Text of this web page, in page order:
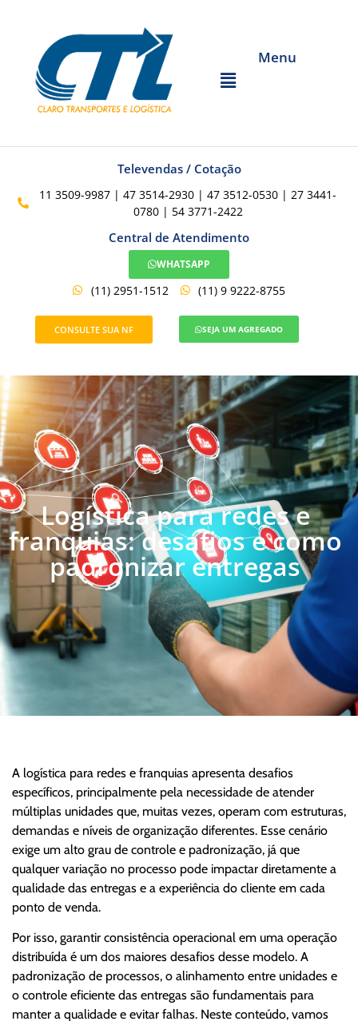
Menu
Televendas / Cotação
11 3509-9987 | 47 3514-2930 | 47 3512-0530 | 27 3441-
0780 | 54 3771-2422
Central de Atendimento
WHATSAPP
(11) 2951-1512 (11) 9 9222-8755
CONSULTE SUA NF SEJA UM AGREGADO
Logística para redes e
franquias: desafios e como
padronizar entregas
A logística para redes e franquias apresenta desafios
específicos, principalmente pela necessidade de atender
múltiplas unidades que, muitas vezes, operam com estruturas,
demandas e níveis de organização diferentes. Esse cenário
exige um alto grau de controle e padronização, já que
qualquer variação no processo pode impactar diretamente a
qualidade das entregas e a experiência do cliente em cada
ponto de venda.
Por isso, garantir consistência operacional em uma operação
distribuída é um dos maiores desafios desse modelo. A
padronização de processos, o alinhamento entre unidades e
o controle eficiente das entregas são fundamentais para
manter a qualidade e evitar falhas. Neste conteúdo, vamos